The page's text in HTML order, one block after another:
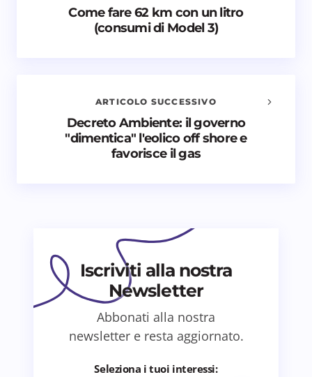
Salva il mio nome e email in questo browser
per il prossimo commento.
Avvisami quando vengono aggiunti nuovi
Invia commento
Come fare 62 km con un litro
(consumi di Model 3)
ARTICOLO SUCCESSIVO
Decreto Ambiente: il governo
"dimentica" l'eolico off shore e
favorisce il gas
Iscriviti alla nostra
Newsletter
Abbonati alla nostra
newsletter e resta aggiornato.
Seleziona i tuoi interessi: